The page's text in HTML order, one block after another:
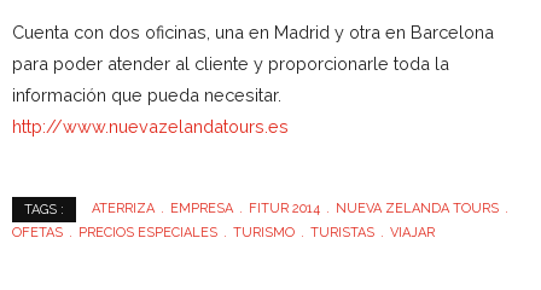
Cuenta con dos oficinas, una en Madrid y otra en Barcelona
para poder atender al cliente y proporcionarle toda la
información que pueda necesitar.
http://www.nuevazelandatours.es
TAGS : ATERRIZA EMPRESA FITUR 2014
NUEVA ZELANDA TOURS
OFETAS
PRECIOS ESPECIALES TURISMO TURISTAS VIAJAR